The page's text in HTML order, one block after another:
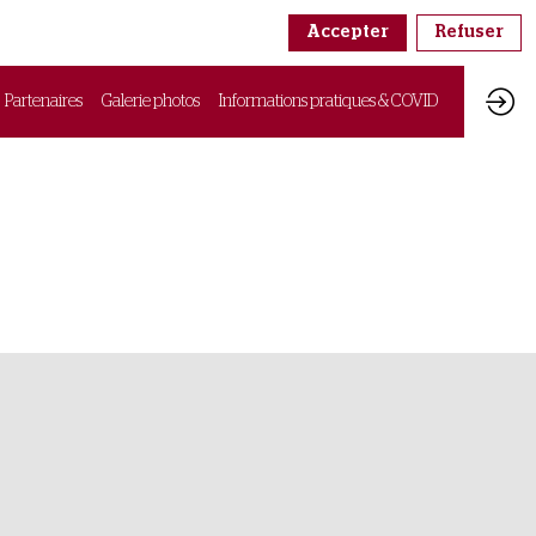
Partenaires Galerie photos Informations pratiques & COVID
Accepter Refuser